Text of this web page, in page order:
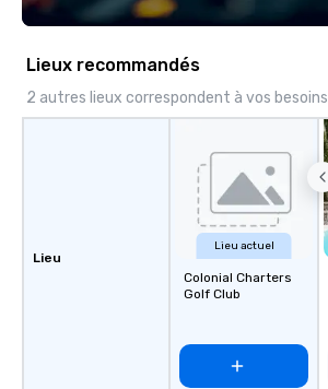
Lieux recommandés
2 autres lieux correspondent à vos besoins
Lieu
Lieu actuel
Colonial Charters
Golf Club